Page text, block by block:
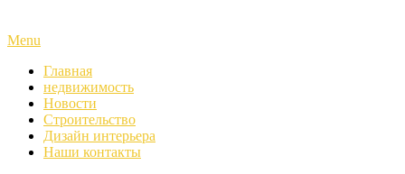
Menu
Главная
недвижимость
Новости
Строительство
Дизайн интерьера
Наши контакты